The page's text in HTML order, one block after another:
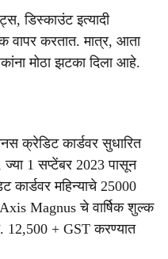
डिस्काउंट इत्यादी
वापर करतात. मात्र, आता
मोठा झटका दिला आहे.
क्रेडिट कार्डवर सुधारित
1 सप्टेंबर 2023 पासून
कार्डवर महिन्याचे 25000
Magnus चे वार्षिक शुल्क
+ GST ​​करण्यात